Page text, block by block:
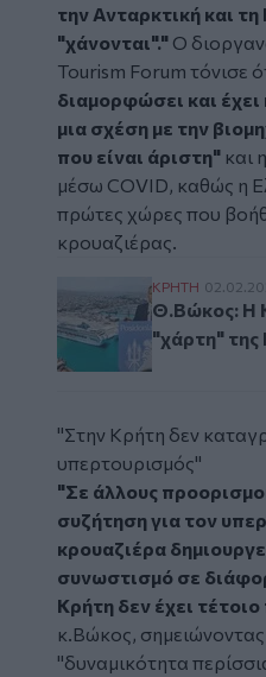
την Ανταρκτική και
"χάνονται"." Ο
Tourism Forum τόνισε
διαμορφώσει και
μια σχέση με την
που είναι άριστη" και
μέσω COVID, καθώς η
πρώτες χώρες που
κρουαζιέρας.
Θ.Βώκος: Η
ΚΡΗΤΗ
Θ.Βώκος: Η
"χάρτη" της
"Στην Κρήτη δεν
υπερτουρισμός"
"Σε άλλους
συζήτηση για τον
κρουαζιέρα
συνωστισμό σε
Κρήτη δεν έχει
κ.Βώκος, σημειώνοντας
"δυναμικότητα